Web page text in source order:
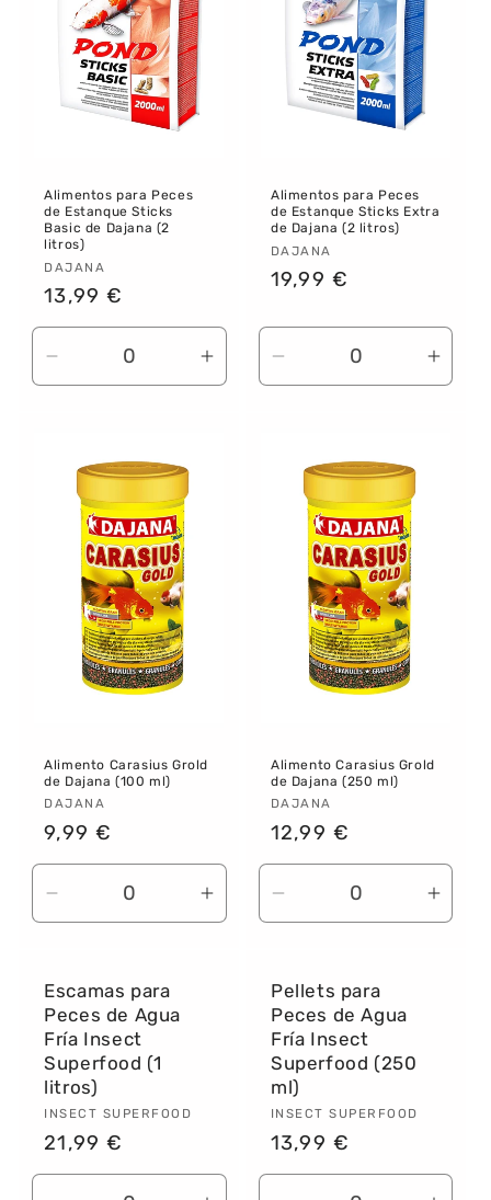
Alimentos para Peces
de Estanque Sticks
Basic de Dajana (2
litros)
Proveedor:
DAJANA
Precio
habitual
13,99 €
Reducir
cantidad
Title
Aumentar
cantidad
Alimentos para Peces
de Estanque Sticks Extra
de Dajana (2 litros)
Proveedor:
DAJANA
Precio
19,99 €
Reducir
cantidad
Title
Alimento Carasius Grold
de Dajana (100 ml)
Proveedor:
DAJANA
Precio
habitual
9,99 €
Reducir
cantidad
Default
Title
Aumentar
cantidad
Default
Alimento Carasius Grold
de Dajana (250 ml)
Proveedor:
DAJANA
Precio
habitual
12,99 €
Reducir
cantidad
Default
Title
Escamas para
Peces de Agua
Fría Insect
Superfood (1
litros)
Proveedor:
INSECT SUPERFOOD
Precio
habitual
21,99 €
Pellets para
Peces de Agua
Fría Insect
Superfood (250
ml)
Proveedor:
INSECT SUPERFOOD
Precio
habitual
13,99 €